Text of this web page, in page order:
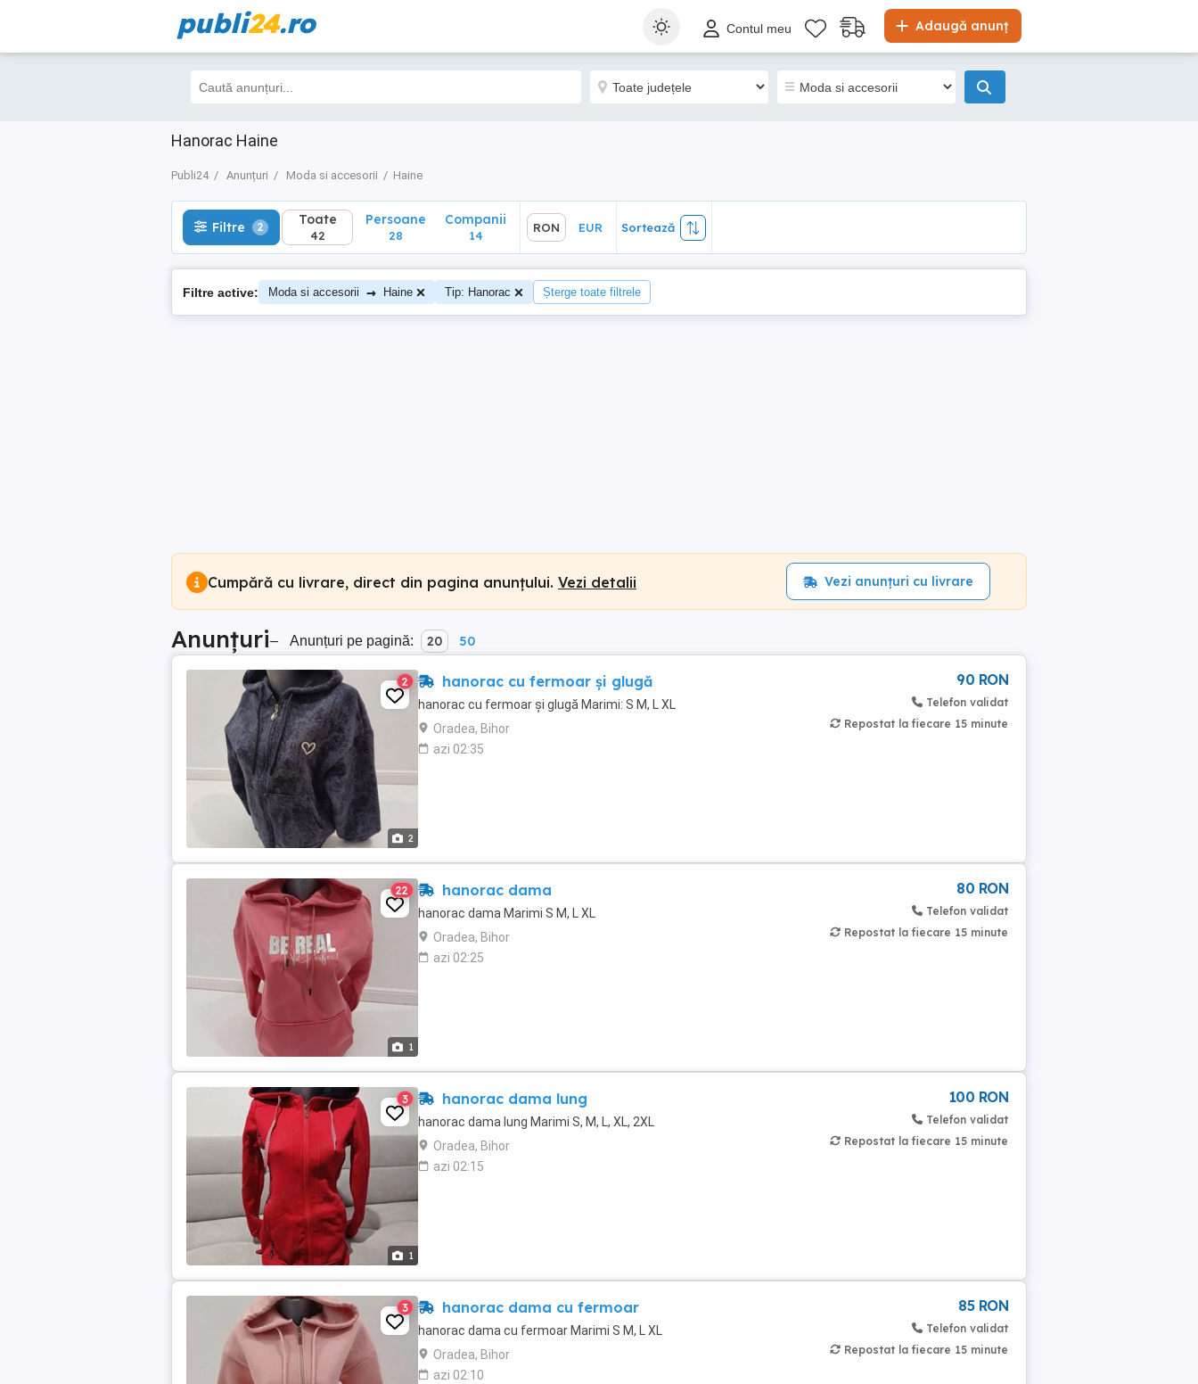
publi24.ro Adaugă anunț
Contul meu
Hanorac Haine
Publi24 Anunțuri Moda si accesorii Haine
Filtre 2 Toate
42
Sortează
Filtre 2 Toate
42
Persoane
28
Companii
14
RON EUR Sortează
Filtre active: Moda si accesorii → Haine Tip: Hanorac Șterge toate filtrele
Cumpără cu livrare, direct din pagina anunțului. Vezi detalii Vezi anunțuri cu livrare
Anunțuri– Anunțuri pe pagină: 20 50
2
2 hanorac cu fermoar și glugă
hanorac cu fermoar și glugă Marimi: S M, L XL
Oradea, Bihor
azi 02:35
90 RON
Telefon validat
Repostat la fiecare 15 minute
1
22 hanorac dama
hanorac dama Marimi S M, L XL
Oradea, Bihor
azi 02:25
80 RON
Telefon validat
Repostat la fiecare 15 minute
1
3 hanorac dama lung
hanorac dama lung Marimi S, M, L, XL, 2XL
Oradea, Bihor
azi 02:15
100 RON
Telefon validat
Repostat la fiecare 15 minute
3 hanorac dama cu fermoar
hanorac dama cu fermoar Marimi S M, L XL
Oradea, Bihor
azi 02:10
85 RON
Telefon validat
Repostat la fiecare 15 minute